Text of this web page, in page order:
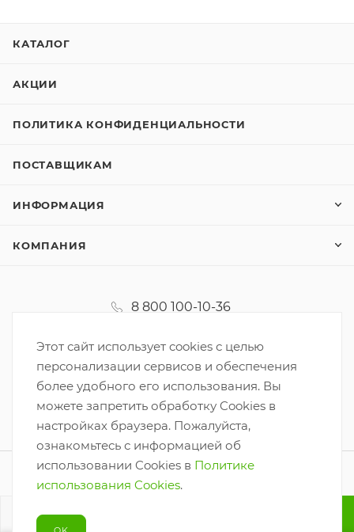
КАТАЛОГ
АКЦИИ
ПОЛИТИКА КОНФИДЕНЦИАЛЬНОСТИ
ПОСТАВЩИКАМ
ИНФОРМАЦИЯ
КОМПАНИЯ
8 800 100-10-36
Этот сайт использует cookies с целью
персонализации сервисов и обеспечения
более удобного его использования. Вы
можете запретить обработку Cookies в
настройках браузера. Пожалуйста,
ознакомьтесь с информацией об
использовании Cookies в Политике
использования Cookies.